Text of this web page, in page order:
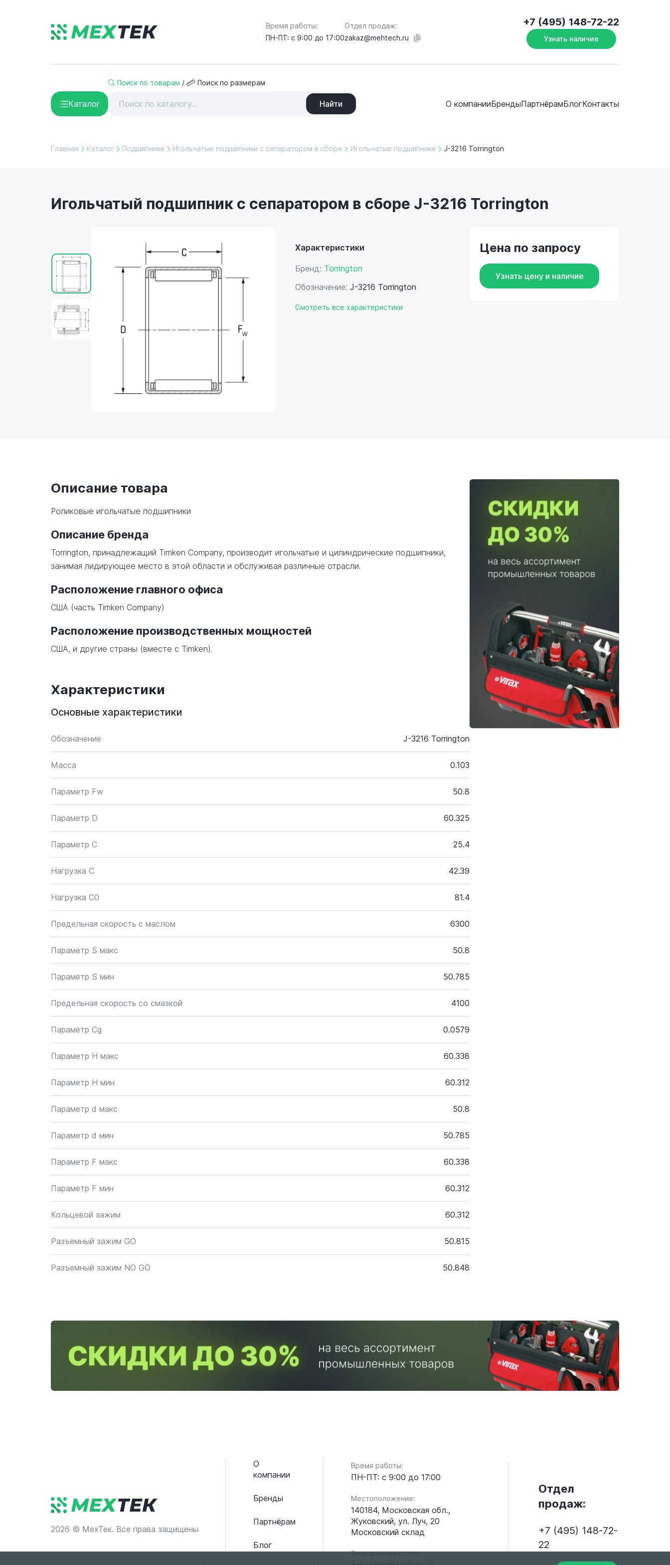
Время работы:
ПН-ПТ: с 9:00 до 17:00
Отдел продаж:
zakaz@mehtech.ru
+7 (495) 148-72-22
Узнать наличие
Каталог
Поиск по товарам / Поиск по размерам
Найти О компанииБрендыПартнёрамБлогКонтакты
Главная Каталог Подшипники Игольчатые подшипники с сепаратором в сборе Игольчатые подшипники J-3216 Torrington
Игольчатый подшипник с сепаратором в сборе J-3216 Torrington
Характеристики
Бренд: Torrington
Обозначение: J-3216 Torrington
Смотреть все характеристики
Цена по запросу
Узнать цену и наличие
Описание товара
Роликовые игольчатые подшипники
Описание бренда
Torrington, принадлежащий Timken Company, производит игольчатые и цилиндрические подшипники,
занимая лидирующее место в этой области и обслуживая различные отрасли.
Расположение главного офиса
США (часть Timken Company)
Расположение производственных мощностей
США, и другие страны (вместе с Timken).
Характеристики
Основные характеристики
Обозначение J-3216 Torrington
Масса 0.103
Параметр Fw 50.8
Параметр D 60.325
Параметр C 25.4
Нагрузка C 42.39
Нагрузка C0 81.4
Предельная скорость с маслом 6300
Параметр S макс 50.8
Параметр S мин 50.785
Предельная скорость со смазкой 4100
Параметр Cg 0.0579
Параметр H макс 60.338
Параметр H мин 60.312
Параметр d макс 50.8
Параметр d мин 50.785
Параметр F макс 60.338
Параметр F мин 60.312
Кольцевой зажим 60.312
Разъемный зажим GO 50.815
Разъемный зажим NO GO 50.848
2026 © МехТек. Все права защищены
О
компании
Бренды
Партнёрам
Блог
Время работы:
ПН-ПТ: с 9:00 до 17:00
Местоположение:
140184, Московская обл.,
Жуковский, ул. Луч, 20
Московский склад
Электронная почта:
Отдел
продаж:
+7 (495) 148-72-
22